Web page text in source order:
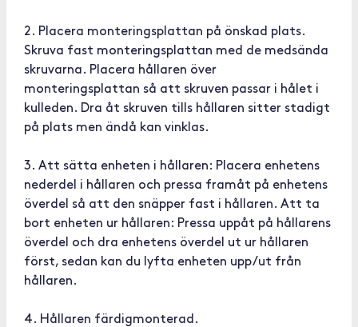
2. Placera monteringsplattan på önskad plats.
Skruva fast monteringsplattan med de medsända
skruvarna. Placera hållaren över
monteringsplattan så att skruven passar i hålet i
kulleden. Dra åt skruven tills hållaren sitter stadigt
på plats men ändå kan vinklas.
3. Att sätta enheten i hållaren: Placera enhetens
nederdel i hållaren och pressa framåt på enhetens
överdel så att den snäpper fast i hållaren. Att ta
bort enheten ur hållaren: Pressa uppåt på hållarens
överdel och dra enhetens överdel ut ur hållaren
först, sedan kan du lyfta enheten upp/ut från
hållaren.
4. Hållaren färdigmonterad.